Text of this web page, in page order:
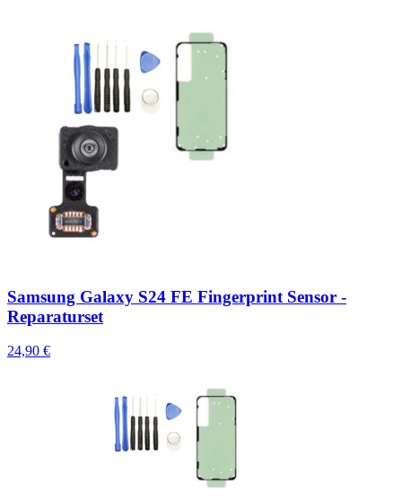
Samsung Galaxy S24 FE Fingerprint Sensor -
Reparaturset
24,90 €